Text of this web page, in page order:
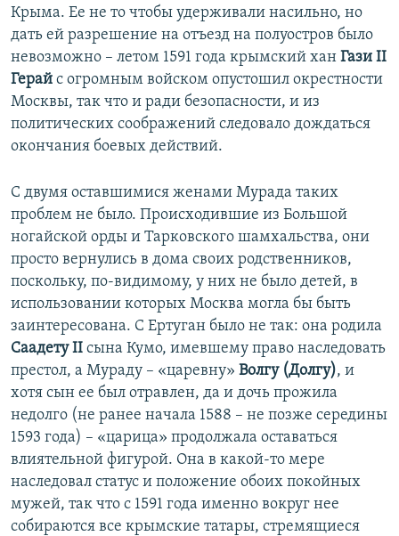
Крыма. Ее не то чтобы удерживали насильно, но
дать ей разрешение на отъезд на полуостров было
невозможно – летом 1591 года крымский хан Гази ІІ
Герай с огромным войском опустошил окрестности
Москвы, так что и ради безопасности, и из
политических соображений следовало дождаться
окончания боевых действий.
С двумя оставшимися женами Мурада таких
проблем не было. Происходившие из Большой
ногайской орды и Тарковского шамхальства, они
просто вернулись в дома своих родственников,
поскольку, по-видимому, у них не было детей, в
использовании которых Москва могла бы быть
заинтересована. С Ертуган было не так: она родила
Саадету ІІ сына Кумо, имевшему право наследовать
престол, а Мураду – «царевну» Волгу (Долгу), и
хотя сын ее был отравлен, да и дочь прожила
недолго (не ранее начала 1588 – не позже середины
1593 года) – «царица» продолжала оставаться
влиятельной фигурой. Она в какой-то мере
наследовал статус и положение обоих покойных
мужей, так что с 1591 года именно вокруг нее
собираются все крымские татары, стремящиеся